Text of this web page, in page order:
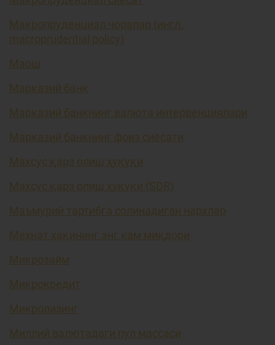
Макропруденциал чоралар (ингл.
macroprudential policy)
Маош
Марказий банк
Марказий банкнинг валюта интервенциялари
Марказий банкнинг фоиз сиёсати
Махсус қарз олиш ҳуқуқи
Махсус қарз олиш ҳуқуқи (SDR)
Маъмурий тартибга солинадиган нархлар
Меҳнат ҳақининг энг кам миқдори
Микрозайм
Микрокредит
Микролизинг
Миллий валютадаги пул массаси